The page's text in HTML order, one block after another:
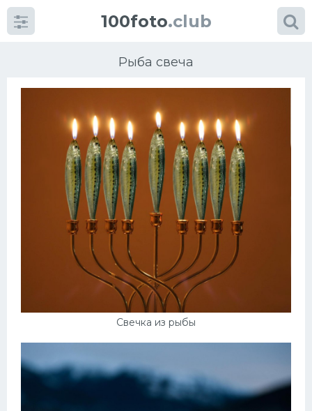
100foto.club
Рыба свеча
Свечка из рыбы
Категории картинок
Мясные блюда
Выпечка
Напитки
Дизайн комнаты